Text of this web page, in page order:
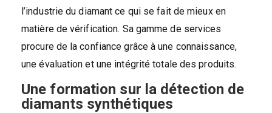
l’industrie du diamant ce qui se fait de mieux en
matière de vérification. Sa gamme de services
procure de la confiance grâce à une connaissance,
une évaluation et une intégrité totale des produits.
Une formation sur la détection de
diamants synthétiques